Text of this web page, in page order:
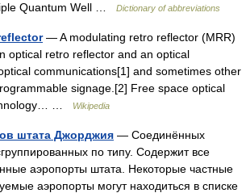
Quantum Well … Dictionary of abbreviations
— A modulating retro reflector (MRR)
optical retro reflector and an optical
communications[1] and sometimes other
signage.[2] Free space optical
…
Wikipedia
штата Джорджия — Соединённых
по типу. Содержит все
аэропорты штата. Некоторые частные
аэропорты могут находиться в списке